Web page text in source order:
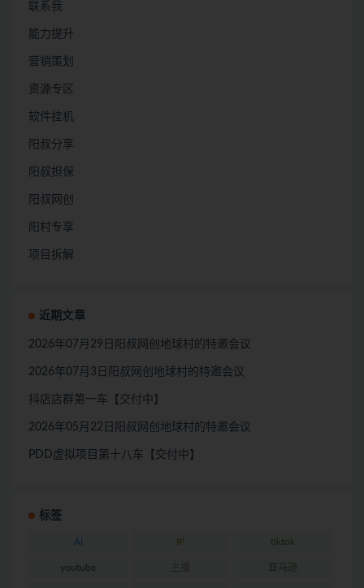
联系我
能力提升
营销策划
资源专区
软件挂机
阳叔分享
阳叔担保
阳叔网创
阳村专享
项目拆解
近期文章
2026年07月29日阳叔网创地球村的特邀会议
2026年07月3日阳叔网创地球村的特邀会议
抖店店群第一车【交付中】
2026年05月22日阳叔网创地球村的特邀会议
PDD虚拟项目第十八车【交付中】
标签
AI IP tiktok
youtube 亚马逊